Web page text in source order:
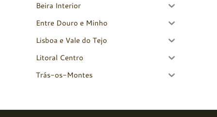
Beira Interior
Entre Douro e Minho
Lisboa e Vale do Tejo
Litoral Centro
Trás-os-Montes